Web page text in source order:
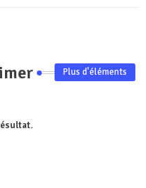
Plus d'éléments